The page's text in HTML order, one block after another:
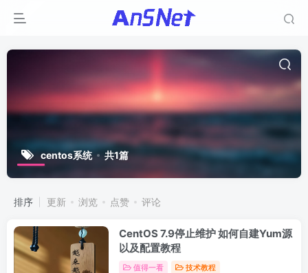
centos系统 共1篇
排序 更新 浏览 点赞 评论
CentOS 7.9停止维护 如何自建Yum源
以及配置教程
值得一看 技术教程